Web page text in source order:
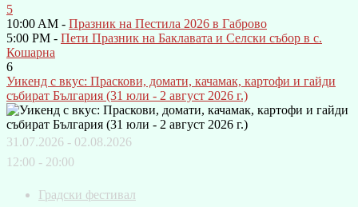
5
10:00 AM - Празник на Пестила 2026 в Габрово
5:00 PM - Пети Празник на Баклавата и Селски събор в с.
Кошарна
6
Уикенд с вкус: Праскови, домати, качамак, картофи и гайди
събират България (31 юли - 2 август 2026 г.)
31.07.2026 - 02.08.2026
12:00 - 20:00
Градски фестивал